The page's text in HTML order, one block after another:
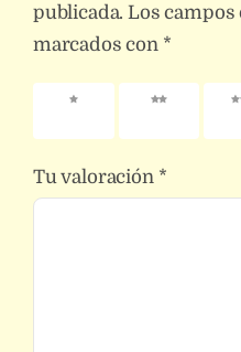
publicada. Los campos
marcados con *
1 de 5
2 de 5
3
Tu valoración *